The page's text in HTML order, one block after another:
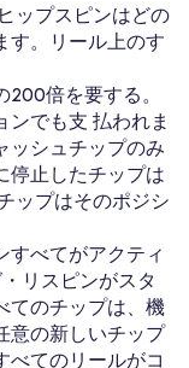
ップスピンはどの
す。リール上のす
200倍を要する。
ンでも支 払われま
ッシュチップのみ
停止したチップは
ップはそのポジシ
すべてがアクティ
リスピンがスタ
てのチップは、機
意の新しいチップ
てのリールがコ